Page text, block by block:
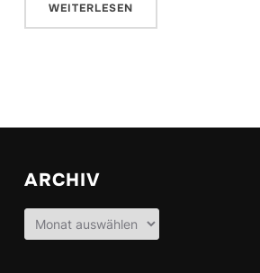
WEITERLESEN
ARCHIV
Archiv